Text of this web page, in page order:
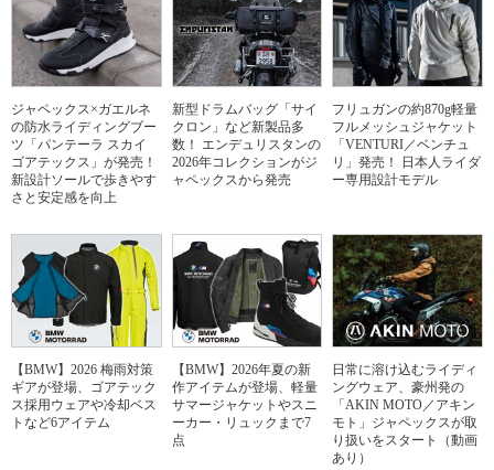
ジャペックス×ガエルネ
の防水ライディングブー
ツ「パンテーラ スカイ
ゴアテックス」が発売！
新設計ソールで歩きやす
さと安定感を向上
新型ドラムバッグ「サイ
クロン」など新製品多
数！ エンデュリスタンの
2026年コレクションがジ
ャペックスから発売
フリュガンの約870g軽量
フルメッシュジャケット
「VENTURI／ベンチュ
リ」発売！ 日本人ライダ
ー専用設計モデル
【BMW】2026 梅雨対策
ギアが登場、ゴアテック
ス採用ウェアや冷却ベス
トなど6アイテム
【BMW】2026年夏の新
作アイテムが登場、軽量
サマージャケットやスニ
ーカー・リュックまで7
点
日常に溶け込むライディ
ングウェア、豪州発の
「AKIN MOTO／アキン
モト」ジャペックスが取
り扱いをスタート（動画
あり）